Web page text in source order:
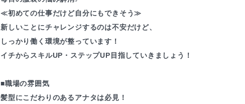
≪初めての仕事だけど自分にもできそう≫
新しいことにチャレンジするのは不安だけど、
しっかり働く環境が整っています！
イチからスキルUP・ステップUP目指していきましょう！
■職場の雰囲気
髪型にこだわりのあるアナタは必見！